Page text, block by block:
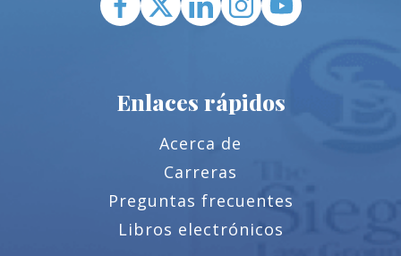
Enlaces rápidos
Acerca de
Carreras
Preguntas frecuentes
Libros electrónicos